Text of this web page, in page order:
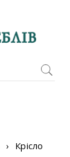
› Крiсло